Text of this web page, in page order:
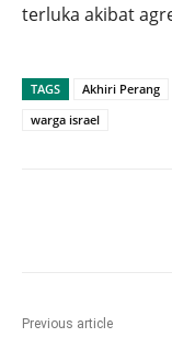
terluka akibat
TAGS Akhiri Perang
warga israel
Previous article